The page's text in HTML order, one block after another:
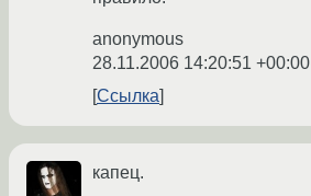
anonymous
28.11.2006 14:20:51 +00:00
Ссылка
капец.